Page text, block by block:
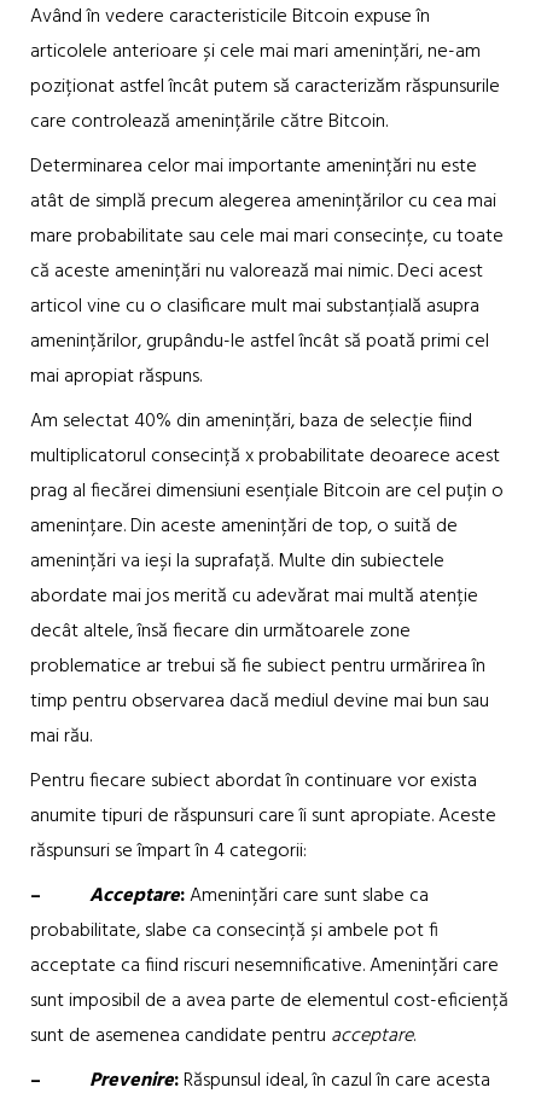
Având în vedere caracteristicile Bitcoin expuse în
articolele anterioare și cele mai mari amenințări, ne-am
poziționat astfel încât putem să caracterizăm răspunsurile
care controlează amenințările către Bitcoin.
Determinarea celor mai importante amenințări nu este
atât de simplă precum alegerea amenințărilor cu cea mai
mare probabilitate sau cele mai mari consecințe, cu toate
că aceste amenințări nu valorează mai nimic. Deci acest
articol vine cu o clasificare mult mai substanțială asupra
amenințărilor, grupându-le astfel încât să poată primi cel
mai apropiat răspuns.
Am selectat 40% din amenințări, baza de selecție fiind
multiplicatorul consecință x probabilitate deoarece acest
prag al fiecărei dimensiuni esențiale Bitcoin are cel puțin o
amenințare. Din aceste amenințări de top, o suită de
amenințări va ieși la suprafață. Multe din subiectele
abordate mai jos merită cu adevărat mai multă atenție
decât altele, însă fiecare din următoarele zone
problematice ar trebui să fie subiect pentru urmărirea în
timp pentru observarea dacă mediul devine mai bun sau
mai rău.
Pentru fiecare subiect abordat în continuare vor exista
anumite tipuri de răspunsuri care îi sunt apropiate. Aceste
răspunsuri se împart în 4 categorii:
– Acceptare:Amenințări care sunt slabe ca
probabilitate, slabe ca consecință și ambele pot fi
acceptate ca fiind riscuri nesemnificative. Amenințări care
sunt imposibil de a avea parte de elementul cost-eficiență
sunt de asemenea candidate pentru acceptare.
– Prevenire:Răspunsul ideal, în cazul în care acesta